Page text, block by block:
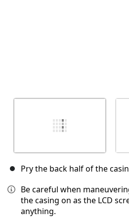
Pry the back half of the
Be careful when
the casing on as the LCD
anything.